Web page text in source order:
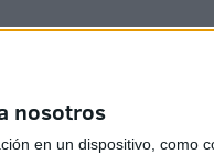
nosotros
en un dispositivo, como
estima la
que será necesaria para